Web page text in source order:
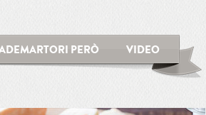
PERÒ VIDEO